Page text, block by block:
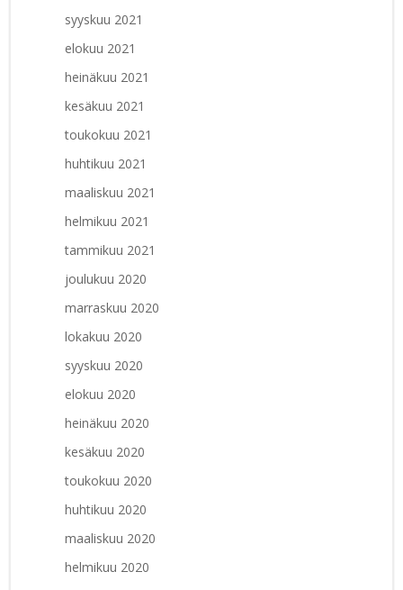
syyskuu 2021
elokuu 2021
heinäkuu 2021
kesäkuu 2021
toukokuu 2021
huhtikuu 2021
maaliskuu 2021
helmikuu 2021
tammikuu 2021
joulukuu 2020
marraskuu 2020
lokakuu 2020
syyskuu 2020
elokuu 2020
heinäkuu 2020
kesäkuu 2020
toukokuu 2020
huhtikuu 2020
maaliskuu 2020
helmikuu 2020